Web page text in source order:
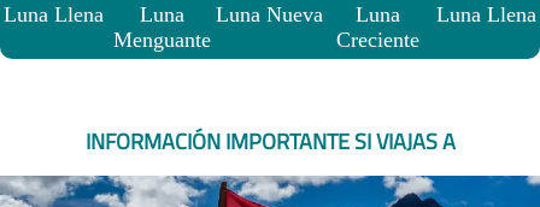
Luna Llena
Luna
Menguante
Luna Nueva
Luna
Creciente
Luna Llena
INFORMACIÓN IMPORTANTE SI VIAJAS A